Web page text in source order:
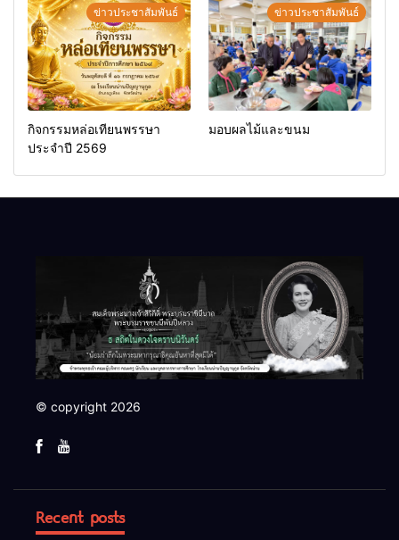
ข่าวประชาสัมพันธ์
กิจกรรมหล่อเทียนพรรษา
ประจำปี 2569
ข่าวประชาสัมพันธ์
มอบผลไม้และขนม
© copyright 2026
Recent posts